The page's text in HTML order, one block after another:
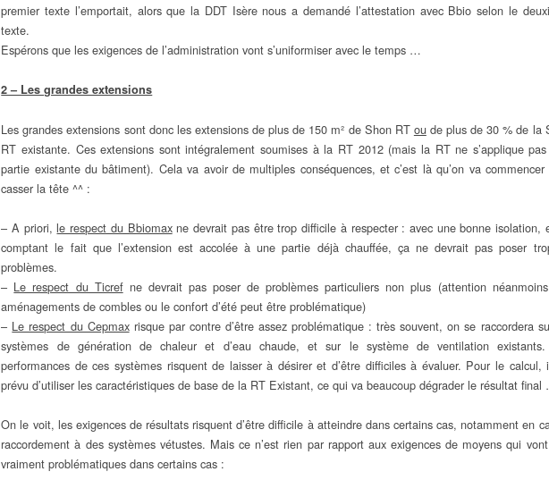
premier texte l’emportait, alors que la DDT Isère nous a demandé l’attestation avec Bbio selon le
texte.
Espérons que les exigences de l’administration vont s’uniformiser avec le temps …
2 – Les grandes extensions
Les grandes extensions sont donc les extensions de plus de 150 m² de Shon RT oude plus de 30 % de la
RT existante. Ces extensions sont intégralement soumises à la RT 2012 (mais la RT ne s’applique
partie existante du bâtiment). Cela va avoir de multiples conséquences, et c’est là qu’on va
casser la tête ^^ :
– A priori,le respect du Bbiomaxne devrait pas être trop difficile à respecter : avec une bonne isolation,
comptant le fait que l’extension est accolée à une partie déjà chauffée, ça ne devrait pas poser
problèmes.
– Le respect du Ticrefne devrait pas poser de problèmes particuliers non plus (attention
aménagements de combles ou le confort d’été peut être problématique)
– Le respect du Cepmaxrisque par contre d’être assez problématique : très souvent, on se raccordera
systèmes de génération de chaleur et d’eau chaude, et sur le système de ventilation
performances de ces systèmes risquent de laisser à désirer et d’être difficiles à évaluer. Pour le calcul,
prévu d’utiliser les caractéristiques de base de la RT Existant, ce qui va beaucoup dégrader le résultat
On le voit, les exigences de résultats risquent d’être difficile à atteindre dans certains cas, notamment en
raccordement à des systèmes vétustes. Mais ce n’est rien par rapport aux exigences de moyens qui
vraiment problématiques dans certains cas :